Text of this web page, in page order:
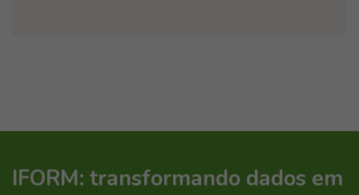
IFORM: transformando dados em